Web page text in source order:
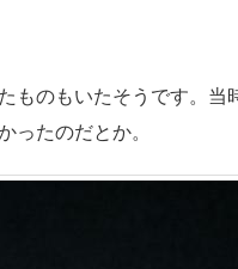
のもいたそうです。当
ったのだとか。